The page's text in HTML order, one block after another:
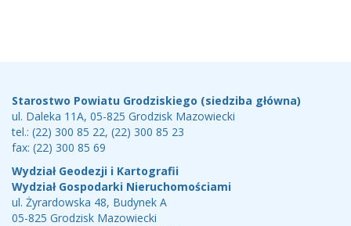
Teleadresy
Starostwo Powiatu Grodziskiego (siedziba główna)
ul. Daleka 11A, 05-825 Grodzisk Mazowiecki
tel.: (22) 300 85 22, (22) 300 85 23
fax: (22) 300 85 69
Wydział Geodezji i Kartografii
Wydział Gospodarki Nieruchomościami
ul. Żyrardowska 48, Budynek A
05-825 Grodzisk Mazowiecki